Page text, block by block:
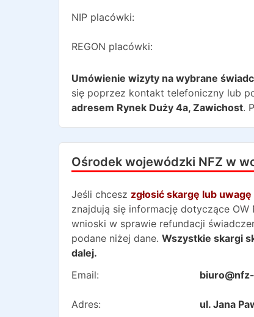
NIP placówki:
REGON placówki:
Umówienie wizyty na wybrane
się poprzez kontakt telefoniczny lub
adresem Rynek Duży 4a, Zawichost.
Ośrodek wojewódzki NFZ w
Jeśli chcesz zgłosić skargę lub uwagę
znajdują się informację dotyczące
wnioski w sprawie refundacji
podane niżej dane. Wszystkie skargi
dalej.
Email:
Adres: ul. Jana